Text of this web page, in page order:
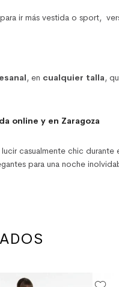
ir más vestida o sport,
, en cualquier talla,
online y en Zaragoza
casualmente chic
para una noche